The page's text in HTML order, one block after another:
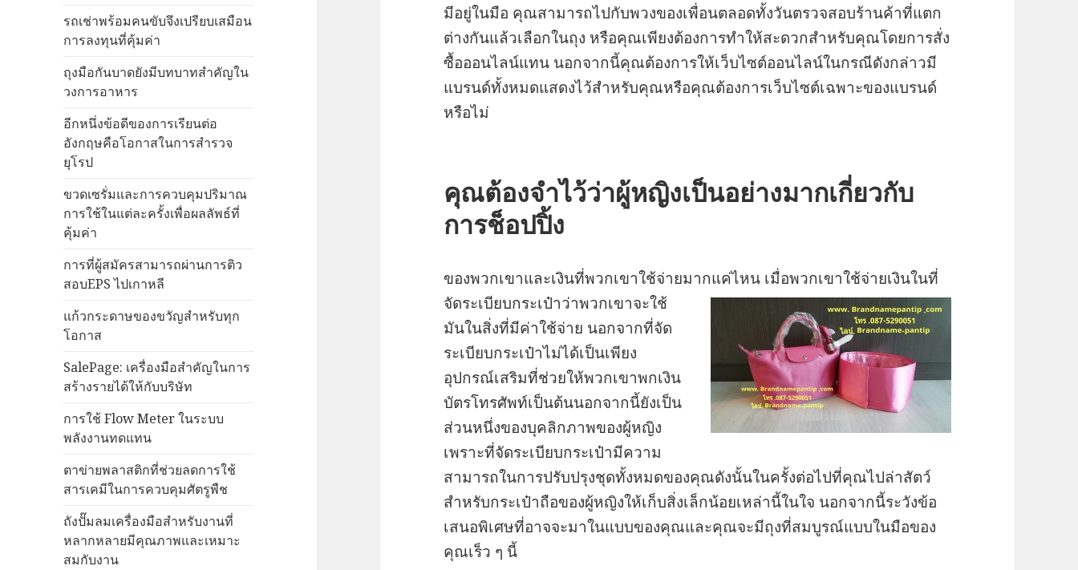
รถเช่าพร้อมคนขับจึงเปรียบเสมือน
การลงทุนที่คุ้มค่า
ถุงมือกันบาดยังมีบทบาทสำคัญใน
วงการอาหาร
อีกหนึ่งข้อดีของการเรียนต่อ
อังกฤษคือโอกาสในการสำรวจ
ยุโรป
ขวดเซรั่มและการควบคุมปริมาณ
การใช้ในแต่ละครั้งเพื่อผลลัพธ์ที่
คุ้มค่า
การที่ผู้สมัครสามารถผ่านการติว
สอบEPS ไปเกาหลี
แก้วกระดาษของขวัญสำหรับทุก
โอกาส
SalePage: เครื่องมือสำคัญในการ
สร้างรายได้ให้กับบริษัท
การใช้ Flow Meter ในระบบ
พลังงานทดแทน
ตาข่ายพลาสติกที่ช่วยลดการใช้
สารเคมีในการควบคุมศัตรูพืช
ถังปั๊มลมเครื่องมือสำหรับงานที่
หลากหลายมีคุณภาพและเหมาะ
สมกับงาน
มีอยู่ในมือ คุณสามารถไปกับพวงของเพื่อนตลอดทั้งวันตรวจสอบร้านค้าที่แตก
ต่างกันแล้วเลือกในถุง หรือคุณเพียงต้องการทำให้สะดวกสำหรับคุณโดยการสั่ง
ซื้อออนไลน์แทน นอกจากนี้คุณต้องการให้เว็บไซต์ออนไลน์ในกรณีดังกล่าวมี
แบรนด์ทั้งหมดแสดงไว้สำหรับคุณหรือคุณต้องการเว็บไซต์เฉพาะของแบรนด์
หรือไม่
คุณต้องจำไว้ว่าผู้หญิงเป็นอย่างมากเกี่ยวกับ
การช็อปปิ้ง
ของพวกเขาและเงินที่พวกเขาใช้จ่ายมากแค่ไหน เมื่อพวกเขาใช้จ่ายเงินในที่
จัดระเบียบกระเป๋าว่าพวกเขาจะใช้
มันในสิ่งที่มีค่าใช้จ่าย นอกจากที่จัด
ระเบียบกระเป๋าไม่ได้เป็นเพียง
อุปกรณ์เสริมที่ช่วยให้พวกเขาพกเงิน
บัตรโทรศัพท์เป็นต้นนอกจากนี้ยังเป็น
ส่วนหนึ่งของบุคลิกภาพของผู้หญิง
เพราะที่จัดระเบียบกระเป๋ามีความ
สามารถในการปรับปรุงชุดทั้งหมดของคุณดังนั้นในครั้งต่อไปที่คุณไปล่าสัตว์
สำหรับกระเป๋าถือของผู้หญิงให้เก็บสิ่งเล็กน้อยเหล่านี้ในใจ นอกจากนี้ระวังข้อ
เสนอพิเศษที่อาจจะมาในแบบของคุณและคุณจะมีถุงที่สมบูรณ์แบบในมือของ
คุณเร็ว ๆ นี้